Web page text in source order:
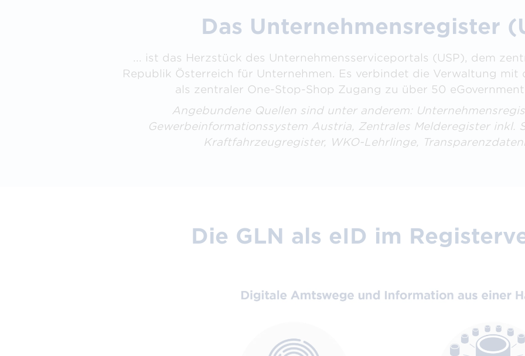
Das Unternehmensregister
... ist das Herzstück des Unternehmensserviceportals (USP), dem
Republik Österreich für Unternehmen. Es verbindet die Verwaltung
als zentraler One-Stop-Shop Zugang zu über 50
Angebundene Quellen sind unter anderem:
Gewerbeinformationssystem Austria, Zentrales Melderegister inkl.
Kraftfahrzeugregister, WKO-Lehrlinge,
Die GLN als eID im